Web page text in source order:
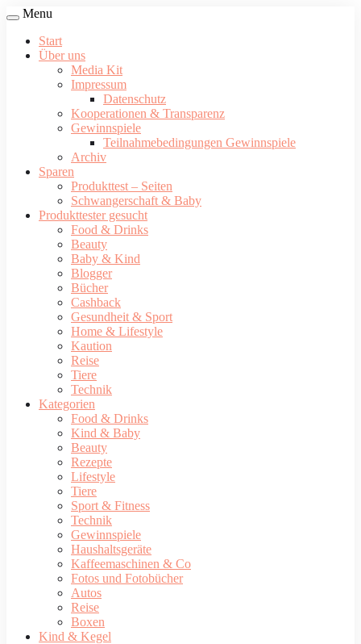
Menu
Start
Über uns
Media Kit
Impressum
Datenschutz
Kooperationen & Transparenz
Gewinnspiele
Teilnahmebedingungen Gewinnspiele
Archiv
Sparen
Produkttest – Seiten
Schwangerschaft & Baby
Produkttester gesucht
Food & Drinks
Beauty
Baby & Kind
Blogger
Bücher
Cashback
Gesundheit & Sport
Home & Lifestyle
Kaution
Reise
Tiere
Technik
Kategorien
Food & Drinks
Kind & Baby
Beauty
Rezepte
Lifestyle
Tiere
Sport & Fitness
Technik
Gewinnspiele
Haushaltsgeräte
Kaffeemaschinen & Co
Fotos und Fotobücher
Autos
Reise
Boxen
Kind & Kegel